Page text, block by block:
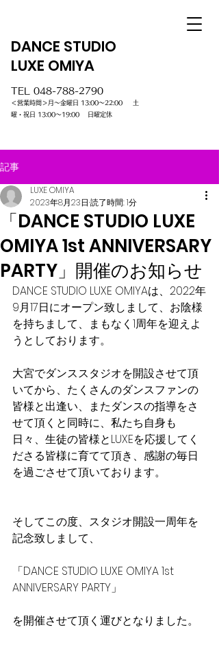
DANCE STUDIO
LUXE OMIYA
TEL 048-788-2790
＜営業時間＞月～金曜日 13:00～22:00 土
曜・祝日 13:00～19:00 日曜定休
記事
「DANCE STUDIO LUXE
OMIYA 1st ANNIVERSARY
PARTY」開催のお知らせ
LUXE OMIYA
2023年8月23日 読了時間: 1分
DANCE STUDIO LUXE OMIYAは、2022年
9月17日にオープン致しまして、お陰様
を持ちまして、まもなく1周年を迎えよ
うとしております。
大宮でダンススタジオを開設させて頂
いてから、たくさんのダンスファンの
皆様と出逢い、またダンスの指導をさ
せて頂くと同時に、私たち自身も
日々、生徒の皆様とLUXEを応援してく
ださる皆様に育てて頂き、感謝の毎日
を過ごさせて頂いております。
そしてこの度、スタジオ開設一周年を
記念致しまして、
「DANCE STUDIO LUXE OMIYA 1st
ANNIVERSARY PARTY」
を開催させて頂く運びとなりました。